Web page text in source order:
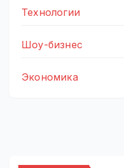
Технологии
Шоу-бизнес
Экономика